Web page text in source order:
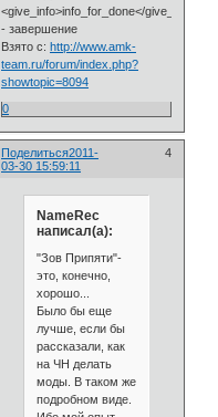
<give_info>info_for_done</give_info>
- завершение
Взято с:http://www.amk-
team.ru/forum/index.php?
showtopic=8094
0
Поделиться 4
2011-
03-30 15:59:11
NameRec
написал(а):
"Зов Припяти"-
это, конечно,
хорошо...
Было бы еще
лучше, если бы
рассказали, как
на ЧН делать
моды. В таком же
подробном виде.